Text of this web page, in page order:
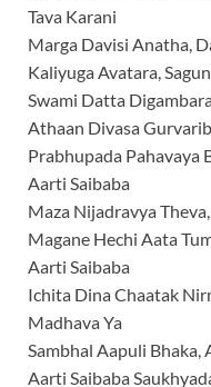
Tava Karani
Marga Davisi Anatha,
Kaliyuga Avatara,
Swami Datta
Athaan Divasa
Prabhupada Pahavaya
Aarti Saibaba
Maza Nijadravya
Magane Hechi Aata
Aarti Saibaba
Ichita Dina Chaatak
Madhava Ya
Sambhal Aapuli Bhaka,
Aarti Saibaba